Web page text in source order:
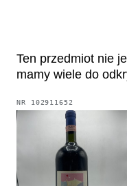
Ten przedmiot nie
mamy wiele do
NR 102911652